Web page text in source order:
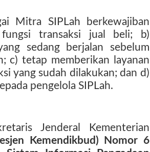
Mitra SIPLah berkewajiban
transaksi jual beli; b)
sedang berjalan sebelum
c) tetap memberikan layanan
yang sudah dilakukan; dan d)
pengelola SIPLah.
Jenderal Kementerian
Kemendikbud) Nomor 6